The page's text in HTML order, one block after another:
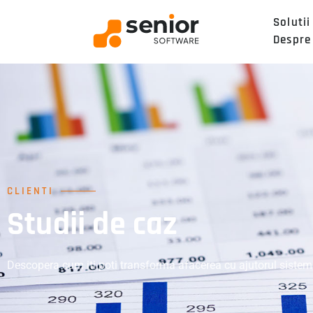
Solutii
CLIENTI
Studii de caz
Descopera cum iti poti transforma afacerea cu ajutorul